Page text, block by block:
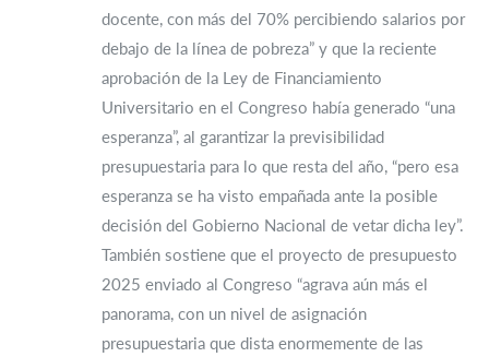
docente, con más del 70% percibiendo salarios por
debajo de la línea de pobreza” y que la reciente
aprobación de la Ley de Financiamiento
Universitario en el Congreso había generado “una
esperanza”, al garantizar la previsibilidad
presupuestaria para lo que resta del año, “pero esa
esperanza se ha visto empañada ante la posible
decisión del Gobierno Nacional de vetar dicha ley”.
También sostiene que el proyecto de presupuesto
2025 enviado al Congreso “agrava aún más el
panorama, con un nivel de asignación
presupuestaria que dista enormemente de las